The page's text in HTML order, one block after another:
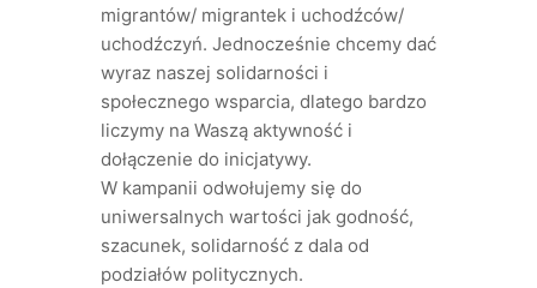
migrantów/ migrantek i uchodźców/
uchodźczyń. Jednocześnie chcemy dać
wyraz naszej solidarności i
społecznego wsparcia, dlatego bardzo
liczymy na Waszą aktywność i
dołączenie do inicjatywy.
W kampanii odwołujemy się do
uniwersalnych wartości jak godność,
szacunek, solidarność z dala od
podziałów politycznych.